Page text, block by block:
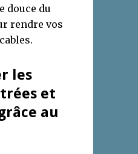
douce du
rendre vos
les
et
au